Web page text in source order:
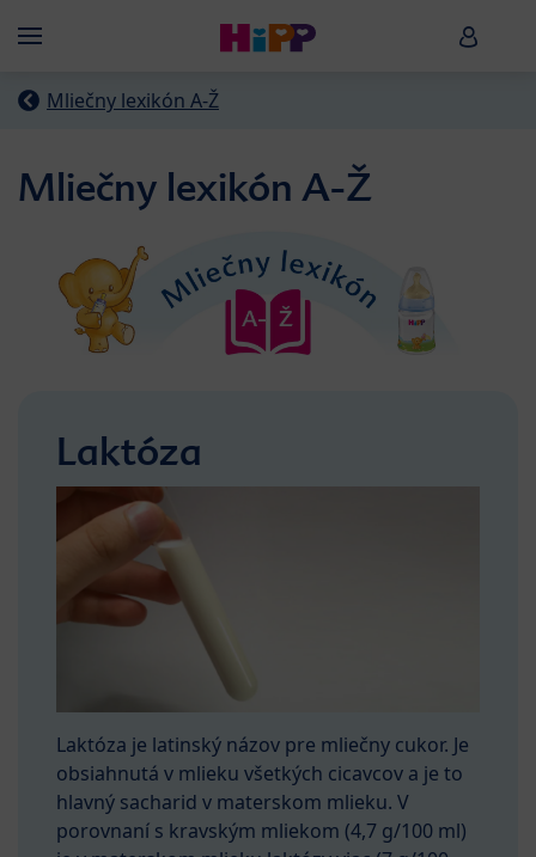
Menü HiPP
Mliečny lexikón A-Ž
Mliečny lexikón A-Ž
Laktóza
Laktóza je latinský názov pre mliečny cukor. Je
obsiahnutá v mlieku všetkých cicavcov a je to
hlavný sacharid v materskom mlieku. V
porovnaní s kravským mliekom (4,7 g/100 ml)